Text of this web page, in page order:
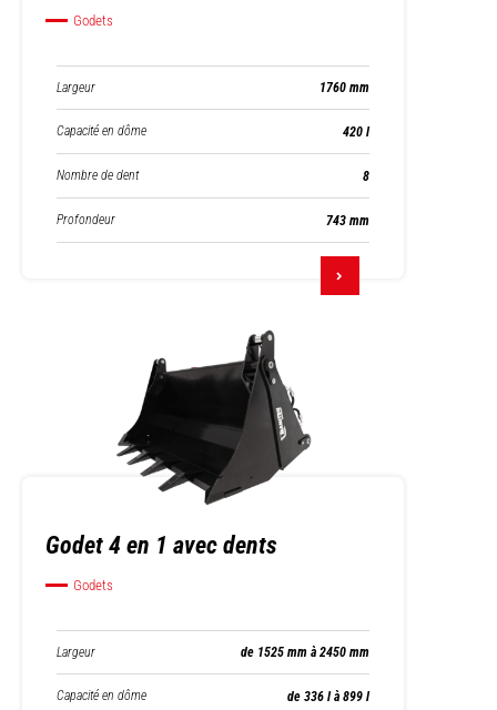
Godets
Largeur 1760 mm
Capacité en dôme 420 l
Nombre de dent 8
Profondeur 743 mm
Godet 4 en 1 avec dents
Godets
Largeur de 1525 mm à 2450 mm
Capacité en dôme de 336 l à 899 l